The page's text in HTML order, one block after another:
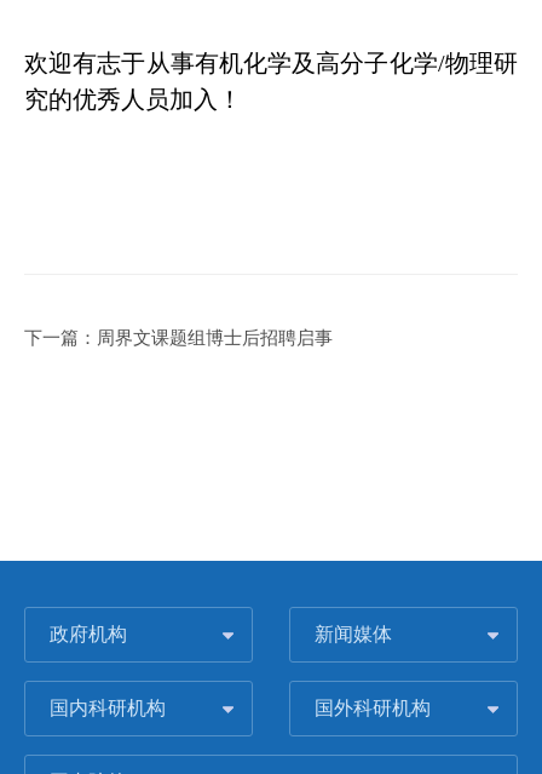
欢迎有志于从事有机化学及高分子化学/物理研
究的优秀人员加入！
下一篇： 周界文课题组博士后招聘启事
政府机构 新闻媒体
国内科研机构 国外科研机构